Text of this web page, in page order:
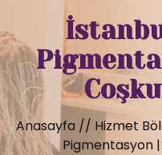
Anasayfa // Hizmet
Pigmentasyon